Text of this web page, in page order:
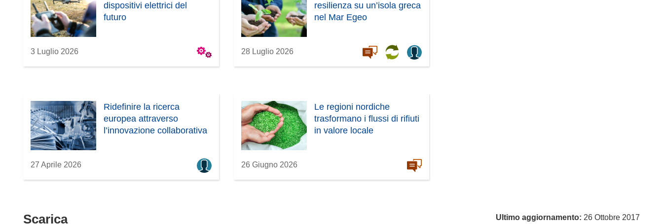
dispositivi elettrici del
futuro
3 Luglio 2026
resilienza su un’isola greca
nel Mar Egeo
28 Luglio 2026
Ridefinire la ricerca
europea attraverso
l’innovazione collaborativa
27 Aprile 2026
Le regioni nordiche
trasformano i flussi di rifiuti
in valore locale
26 Giugno 2026
ScaricaScarica
Ultimo aggiornamento: 26 Ottobre 2017